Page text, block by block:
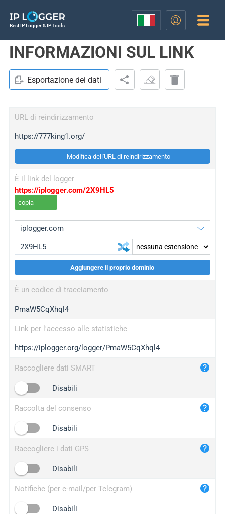
Best IP Logger & IP Tools
INFORMAZIONI SUL LINK
Esportazione dei dati
URL di reindirizzamento
https://777king1.org/
Modifica dell'URL di reindirizzamento
È il link del logger
https://iplogger.com/2X9HL5
copia
wl.gl
ed.tc
bc.ax
iplogger.com
maper.info
2no.co
yip.su
iplogger.info
Aggiungere il proprio dominio
È un codice di tracciamento
PmaW5CqXhql4
Link per l'accesso alle statistiche
https://iplogger.org/logger/PmaW5CqXhql4
Raccogliere dati SMART
Disabili
Raccolta del consenso
Disabili
Raccogliere i dati GPS
Disabili
Notifiche (per e-mail/per Telegram)
Disabili